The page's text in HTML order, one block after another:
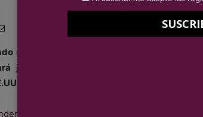
el nombramiento de Bob Binder como
junto al departamento de Ventas,